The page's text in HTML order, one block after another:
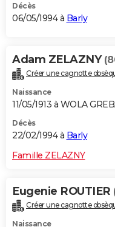
Décès
06/05/1994 à Barly
Adam ZELAZNY
Créer une cagnotte
Naissance
11/05/1913 à WOLA
Décès
22/02/1994 à Barly
Famille ZELAZNY
Eugenie ROUTIER
Créer une cagnotte
Naissance